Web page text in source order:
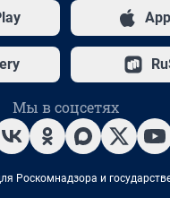
Мы в соцсетях
Роскомнадзора и